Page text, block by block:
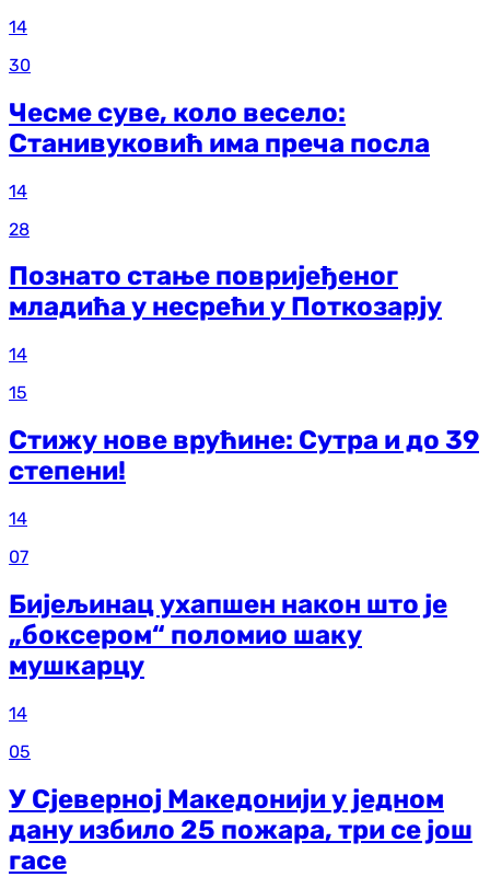
14
30
Чесме суве, коло весело:
Станивуковић има преча посла
14
28
Познато стање повријеђеног
младића у несрећи у Поткозарју
14
15
Стижу нове врућине: Сутра и до 39
степени!
14
07
Бијељинац ухапшен након што је
„боксером“ поломио шаку
мушкарцу
14
05
У Сјеверној Македонији у једном
дану избило 25 пожара, три се још
гасе